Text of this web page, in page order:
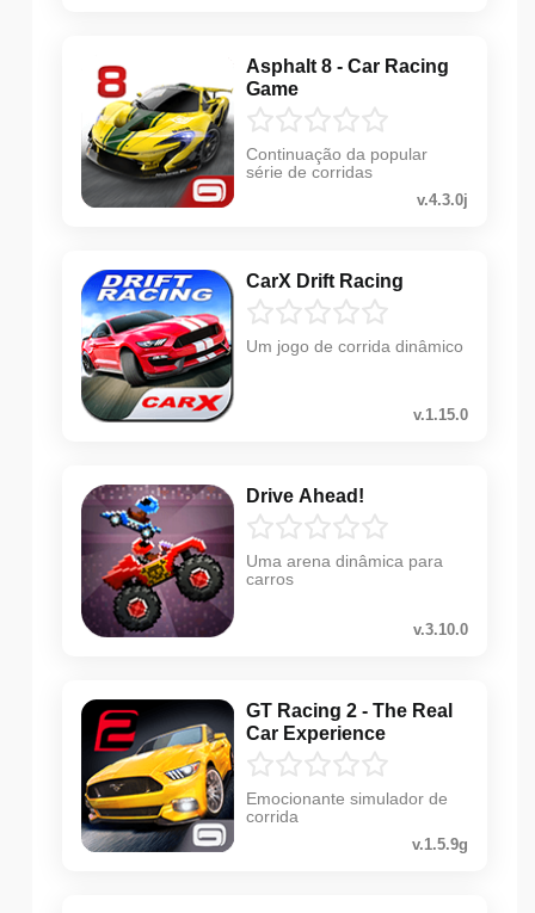
Asphalt 8 - Car Racing
Game
Continuação da popular
série de corridas
v.4.3.0j
CarX Drift Racing
Um jogo de corrida dinâmico
v.1.15.0
Drive Ahead!
Uma arena dinâmica para
carros
v.3.10.0
GT Racing 2 - The Real
Car Experience
Emocionante simulador de
corrida
v.1.5.9g